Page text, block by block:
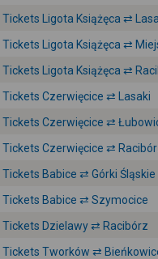
Tickets Ligota Książęca ⇄
Tickets Ligota Książęca ⇄
Tickets Ligota Książęca ⇄
Tickets Czerwięcice ⇄ Lasaki
Tickets Czerwięcice ⇄
Tickets Czerwięcice ⇄
Tickets Babice ⇄ Górki Śląskie
Tickets Babice ⇄ Szymocice
Tickets Dzielawy ⇄ Racibórz
Tickets Tworków ⇄